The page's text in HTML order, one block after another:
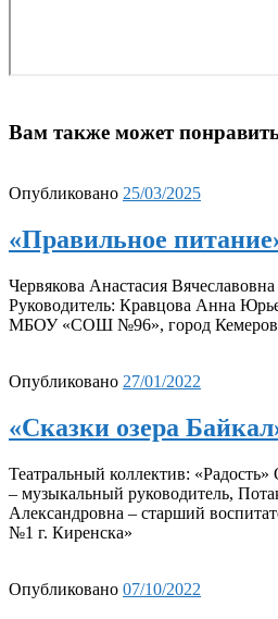
Вам также может
Опубликовано 25/03/2025
«Правильное
Червякова Анастасия
Руководитель: Кравцова Анна
МБОУ «СОШ №96», город
Опубликовано 27/01/2022
«Сказки озера
Театральный коллектив:
– музыкальный руководитель,
Александровна – старший
№1 г. Киренска»
Опубликовано 07/10/2022